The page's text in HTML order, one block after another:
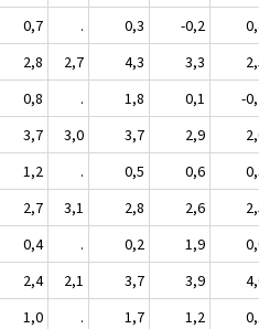
0,7 . 0,3 -0,2
2,8 2,7 4,3 3,3
0,8 . 1,8 0,1 -
3,7 3,0 3,7 2,9
1,2 . 0,5 0,6
2,7 3,1 2,8 2,6
0,4 . 0,2 1,9
2,4 2,1 3,7 3,9
1,0 . 1,7 1,2